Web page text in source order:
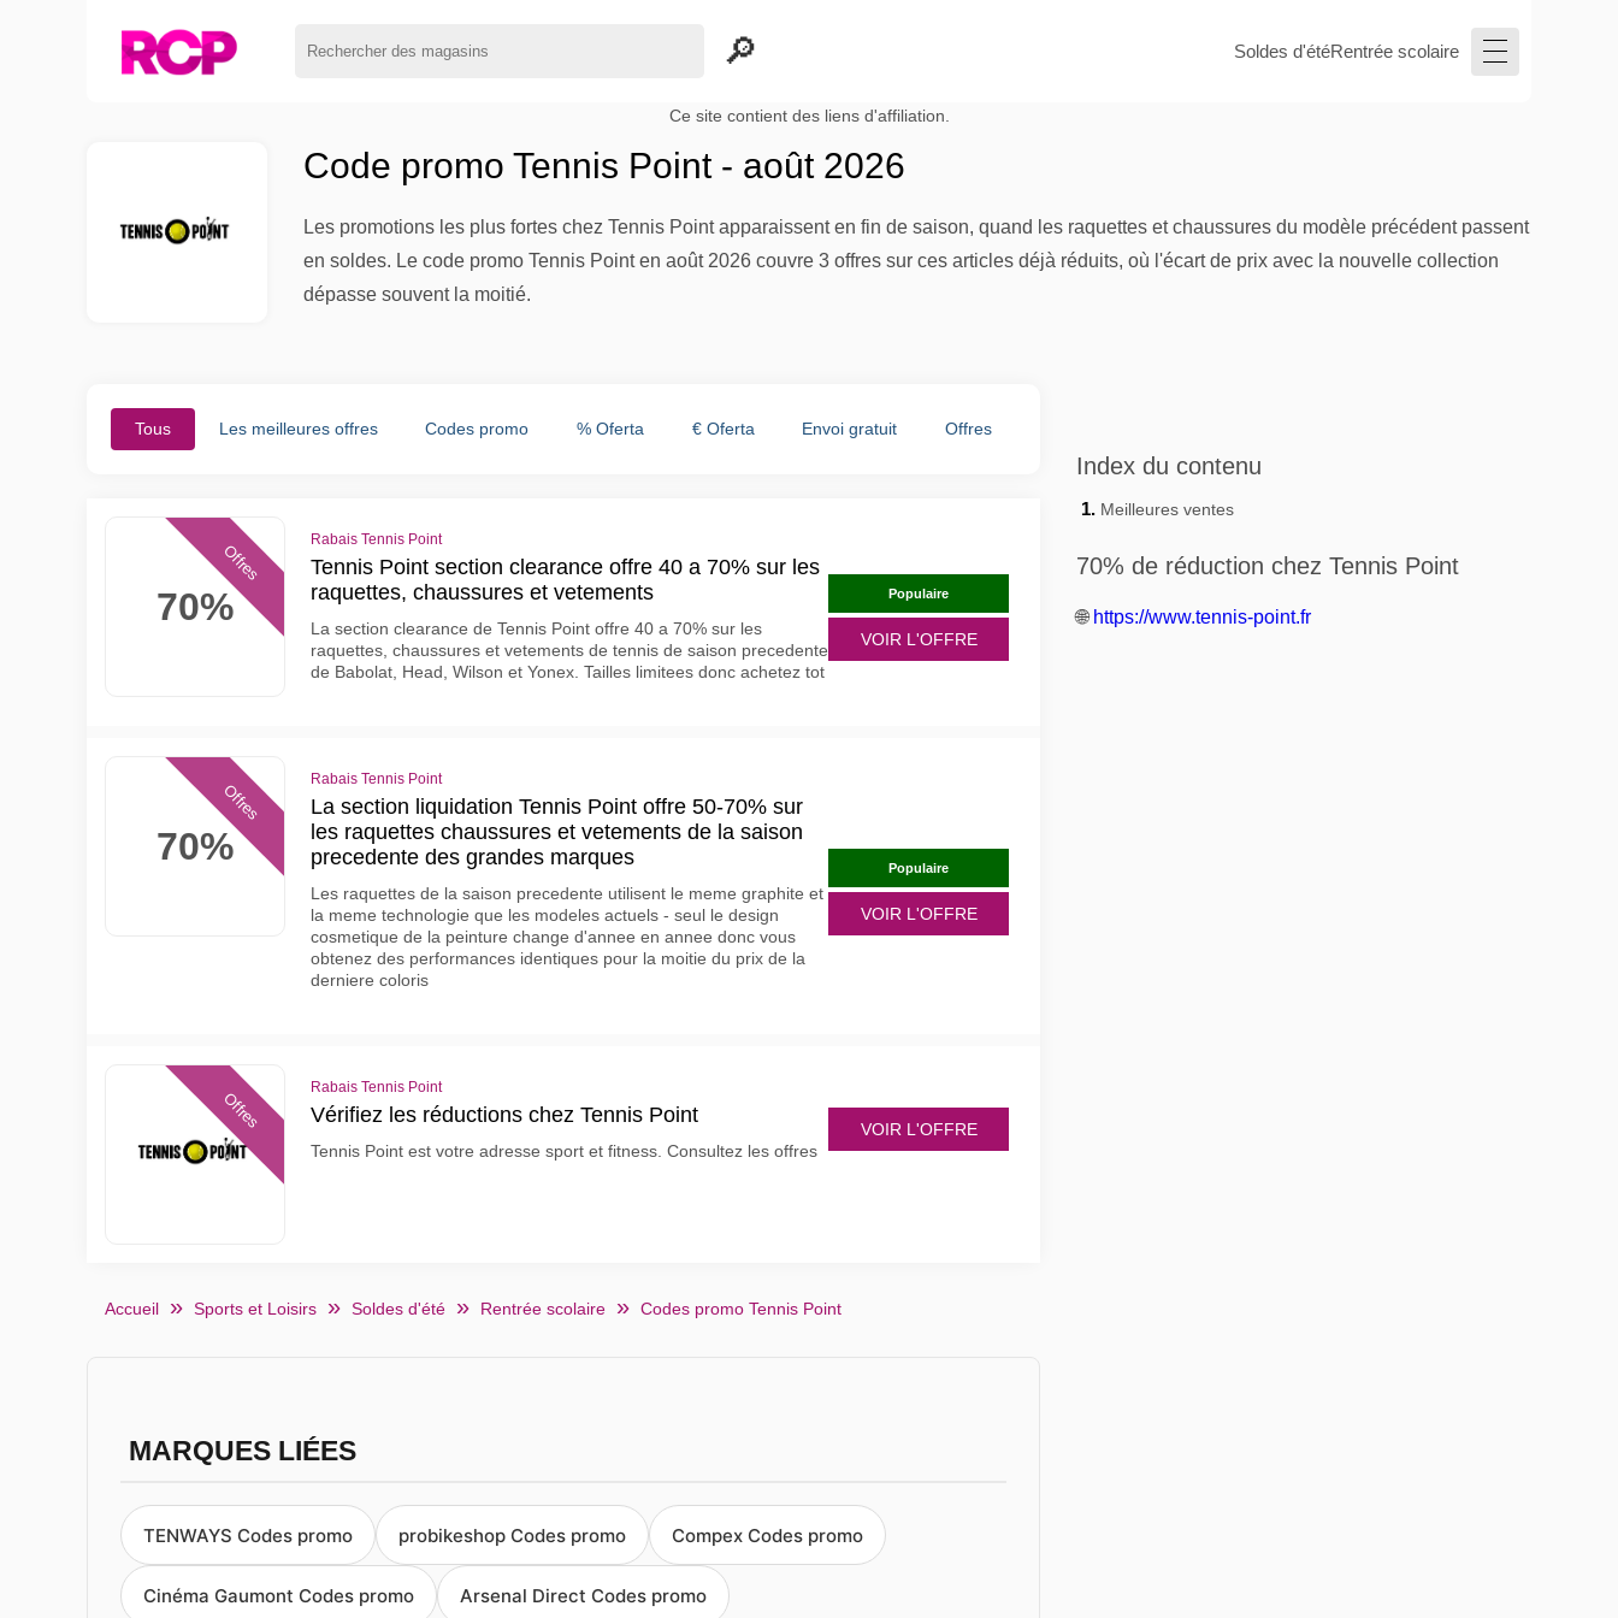
Soldes d'étéRentrée scolaire
Ce site contient des liens d'affiliation.
Code promo Tennis Point - août 2026
Les promotions les plus fortes chez Tennis Point apparaissent en fin de saison, quand les raquettes et chaussures du modèle précédent passent
en soldes. Le code promo Tennis Point en août 2026 couvre 3 offres sur ces articles déjà réduits, où l'écart de prix avec la nouvelle collection
dépasse souvent la moitié.
Tous Les meilleures offres Codes promo % Oferta € Oferta Envoi gratuit Offres
70%
Offres
Rabais Tennis Point
Tennis Point section clearance offre 40 a 70% sur les
raquettes, chaussures et vetements
La section clearance de Tennis Point offre 40 a 70% sur les
raquettes, chaussures et vetements de tennis de saison precedente
de Babolat, Head, Wilson et Yonex. Tailles limitees donc achetez tot
Populaire
VOIR L'OFFRE
70%
Offres
Rabais Tennis Point
La section liquidation Tennis Point offre 50-70% sur
les raquettes chaussures et vetements de la saison
precedente des grandes marques
Les raquettes de la saison precedente utilisent le meme graphite et
la meme technologie que les modeles actuels - seul le design
cosmetique de la peinture change d'annee en annee donc vous
obtenez des performances identiques pour la moitie du prix de la
derniere coloris
Populaire
VOIR L'OFFRE
Offres
Rabais Tennis Point
Vérifiez les réductions chez Tennis Point
Tennis Point est votre adresse sport et fitness. Consultez les offres
VOIR L'OFFRE
Accueil Sports et Loisirs Soldes d'été Rentrée scolaire Codes promo Tennis Point
MARQUES LIÉES
TENWAYS Codes promo probikeshop Codes promo Compex Codes promo
Cinéma Gaumont Codes promo Arsenal Direct Codes promo
Index du contenu
Meilleures ventes
70% de réduction chez Tennis Point
🌐 https://www.tennis-point.fr